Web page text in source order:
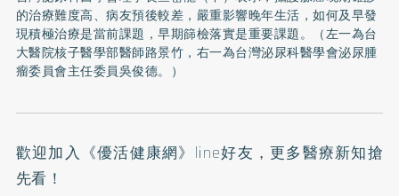
的治療難度高、病友預後較差，嚴重影響晚年生活，如何及早發
現積極治療是當前課題，早期篩檢落實是重要課題。（左一為台
大醫院核子醫學部醫師路景竹，右一為台灣泌尿科醫學會泌尿腫
瘤委員會主任委員吳俊德。）
歡迎加入 《優活健康網》line好友 ，更多醫療新知搶
先看！